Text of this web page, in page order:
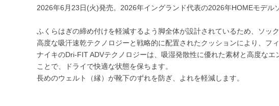
2026年6月23日(火)発売。2026年イングランド代表の2026年HOMEモデル
ふくらはぎの締め付けを軽減するよう脚全体が設計されているため、ソッ
高度な吸汗速乾テクノロジーと戦略的に配置されたクッションにより、フ
ナイキのDri-FIT ADVテクノロジーは、吸湿発散性に優れた素材と高度な
ことで、ドライで快適な状態を保ちます。
長めのウェルト（縁）が靴下のずれを防ぎ、よれを軽減します。